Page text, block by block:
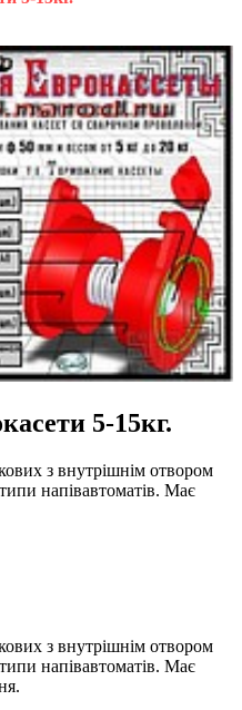
5-15кг.
з внутрішнім отвором
напівавтоматів. Має
з внутрішнім отвором
напівавтоматів. Має